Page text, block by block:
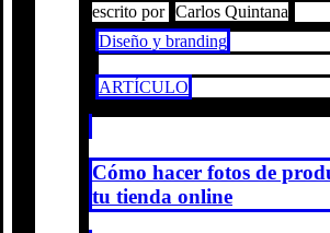
escrito por Carlos Quintana
Diseño y branding
ARTÍCULO
Cómo hacer fotos de
tu tienda online